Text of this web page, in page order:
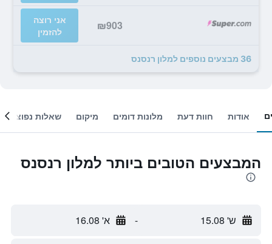
₪903
אני רוצה
להזמין
36 מבצעים נוספים למלון רנסנס
אודות חוות דעת מלונות דומים מיקום שאלות נפוצות
המבצעים הטובים ביותר למלון רנסנס
ש' 15.08 - א' 16.08